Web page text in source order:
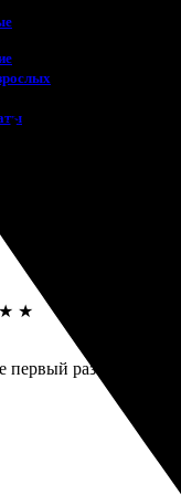
★
несколько
★ ★
раз. Все